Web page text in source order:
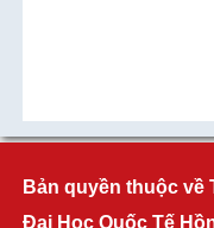
Bản quyền thuộc về
Đại Học Quốc Tế